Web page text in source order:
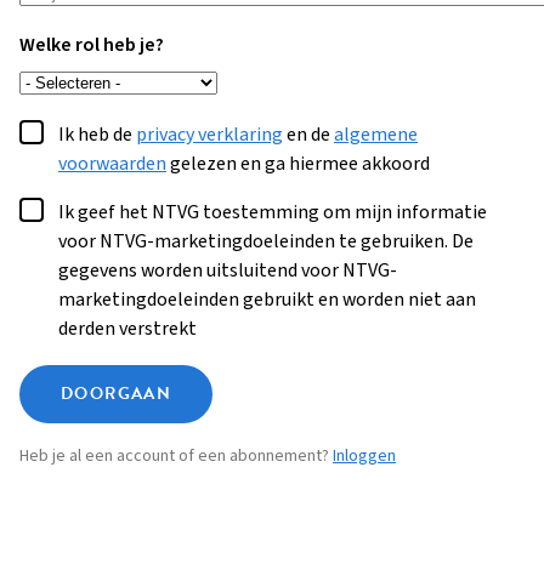
Welke rol heb je?
Ik heb de privacy verklaringen dealgemene
voorwaardengelezen en ga hiermee akkoord
Ik geef het NTVG toestemming om mijn informatie
voor NTVG-marketingdoeleinden te gebruiken. De
gegevens worden uitsluitend voor NTVG-
marketingdoeleinden gebruikt en worden niet aan
derden verstrekt
DOORGAAN
Heb je al een account of een abonnement? Inloggen